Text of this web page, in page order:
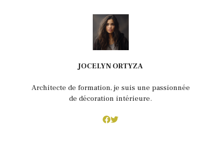
JOCELYN ORTYZA
Architecte de formation, je suis une passionnée
de décoration intérieure.